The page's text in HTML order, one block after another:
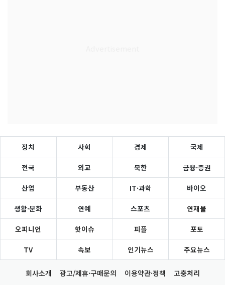
정치 사회 경제 국제
전국 외교 북한 금융·증권
산업 부동산 IT·과학 바이오
생활·문화 연예 스포츠 연재물
오피니언 핫이슈 피플 포토
TV 속보 인기뉴스 주요뉴스
회사소개 광고/제휴·구매문의 이용약관·정책 고충처리